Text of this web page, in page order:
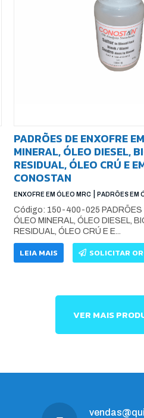
PADRÕES DE ENXOFRE
MINERAL, ÓLEO DIESEL,
RESIDUAL, ÓLEO CRÚ E
CONOSTAN
ENXOFRE EM ÓLEO MRC PADRÕES EM
Código: 150-400-025 PADRÕES
ÓLEO MINERAL, ÓLEO DIESEL,
RESIDUAL, ÓLEO CRÚ E E...
LEIA MAIS SOLICITAR
VER MAIS